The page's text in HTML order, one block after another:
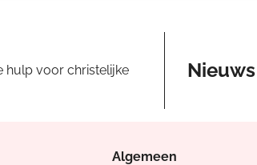
hulp voor christelijke
Nieuws
Algemeen